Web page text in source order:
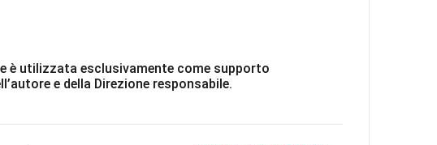
è utilizzata esclusivamente come supporto
e della Direzione responsabile.